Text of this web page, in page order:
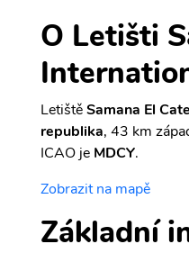
O Letišti
LetištěSamana El
republika, 43 km
ICAO je MDCY.
Zobrazit na mapě
Základní